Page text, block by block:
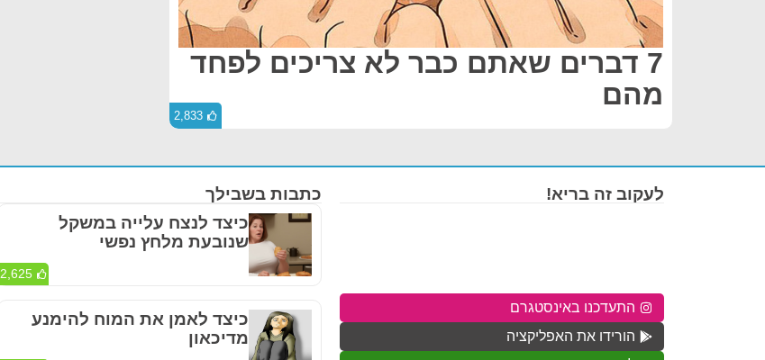
7 דברים שאתם כבר לא צריכים לפחד
מהם
2,833
כתבות בשבילך
כיצד לנצח עלייה במשקל
שנובעת מלחץ נפשי
2,625
כיצד לאמן את המוח להימנע
מדיכאון
לעקוב זה בריא!
התעדכנו באינסטגרם
הורידו את האפליקציה